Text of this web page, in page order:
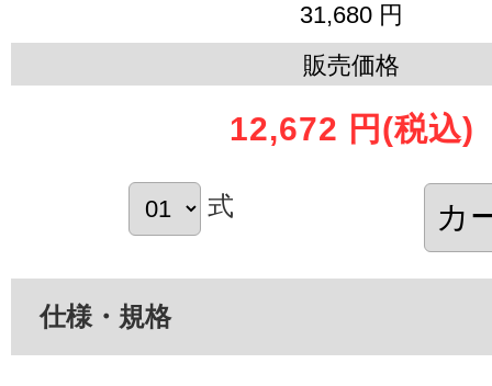
31,680 円
販売価格
12,672 円 (税込)
式
仕様・規格